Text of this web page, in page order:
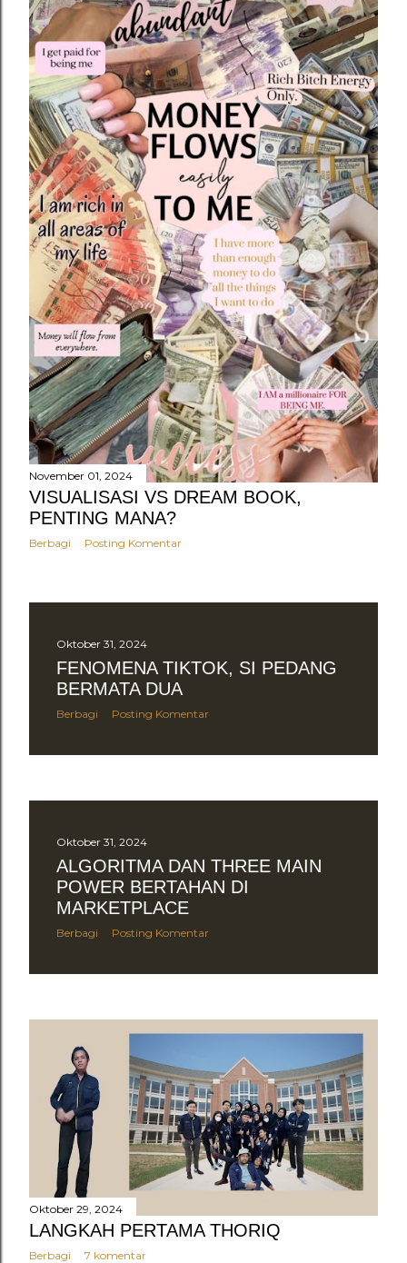
November 01, 2024
VISUALISASI VS DREAM BOOK,
PENTING MANA?
Berbagi Posting Komentar
Oktober 31, 2024
FENOMENA TIKTOK, SI PEDANG
BERMATA DUA
Berbagi Posting Komentar
Oktober 31, 2024
ALGORITMA DAN THREE MAIN
POWER BERTAHAN DI
MARKETPLACE
Berbagi Posting Komentar
Oktober 29, 2024
LANGKAH PERTAMA THORIQ
Berbagi 7 komentar